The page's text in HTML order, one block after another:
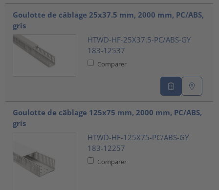
Goulotte de câblage 25x37.5 mm, 2000 mm, PC/ABS,
gris
HTWD-HF-25X37.5-PC/ABS-GY
183-12537
Comparer
Goulotte de câblage 125x75 mm, 2000 mm, PC/ABS,
gris
HTWD-HF-125X75-PC/ABS-GY
183-12257
Comparer